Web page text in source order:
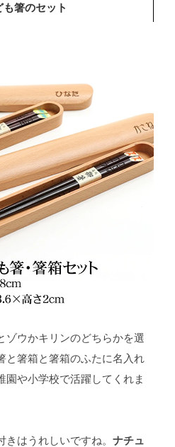
箸のセット
ゾウかキリンのどちらかを選
と箸箱と箸箱のふたに名入れ
園や小学校で活躍してくれま
はうれしいですね。 ナチュ